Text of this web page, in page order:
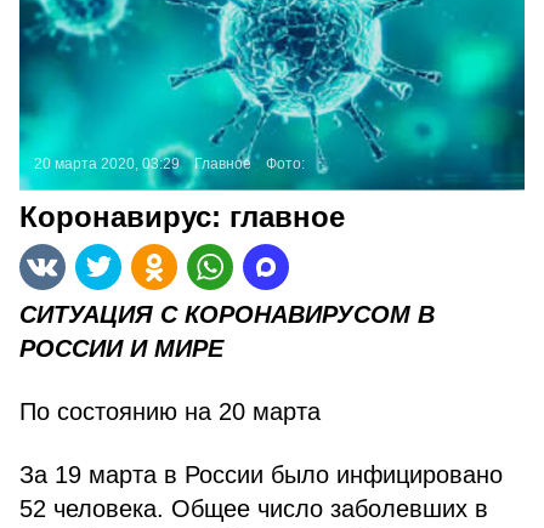
20 марта 2020, 03:29 Главное Фото:
Коронавирус: главное
СИТУАЦИЯ С КОРОНАВИРУСОМ В
РОССИИ И МИРЕ
По состоянию на 20 марта
За 19 марта в России было инфицировано
52 человека. Общее число заболевших в